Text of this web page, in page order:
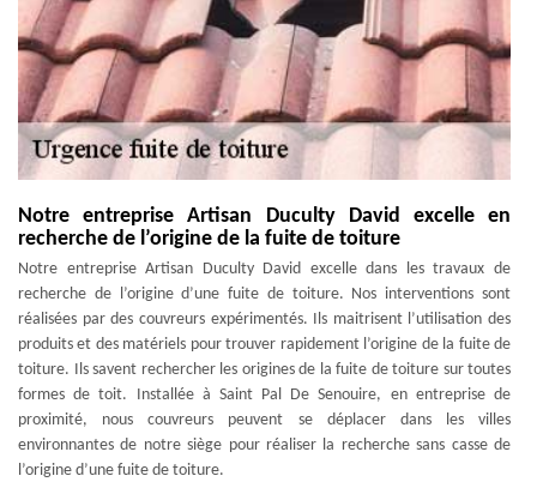
Notre entreprise Artisan Duculty David excelle en
recherche de l’origine de la fuite de toiture
Notre entreprise Artisan Duculty David excelle dans les travaux de
recherche de l’origine d’une fuite de toiture. Nos interventions sont
réalisées par des couvreurs expérimentés. Ils maitrisent l’utilisation des
produits et des matériels pour trouver rapidement l’origine de la fuite de
toiture. Ils savent rechercher les origines de la fuite de toiture sur toutes
formes de toit. Installée à Saint Pal De Senouire, en entreprise de
proximité, nous couvreurs peuvent se déplacer dans les villes
environnantes de notre siège pour réaliser la recherche sans casse de
l’origine d’une fuite de toiture.